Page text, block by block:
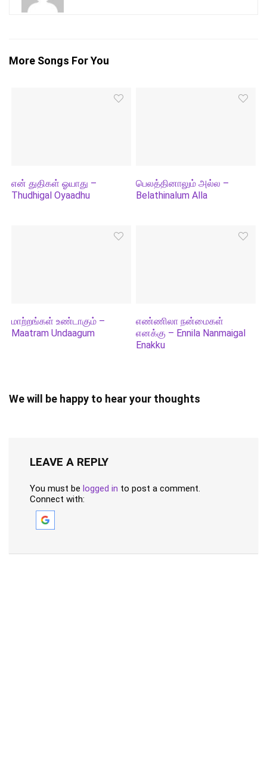
More Songs For You
என் துதிகள் ஓயாது –
Thudhigal Oyaadhu
பெலத்தினாலும் அல்ல –
Belathinalum Alla
மாற்றங்கள் உண்டாகும் –
Maatram Undaagum
எண்ணிலா நன்மைகள்
எனக்கு – Ennila Nanmaigal
Enakku
We will be happy to hear your thoughts
LEAVE A REPLY
You must be logged in to post a comment.
Connect with: